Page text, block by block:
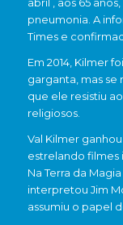
pneumonia. A
Times e
Em 2014, Kilmer
garganta, mas se
que ele resistiu
religiosos.
Val Kilmer
estrelando filmes
Na Terra da
interpretou Jim
assumiu o papel